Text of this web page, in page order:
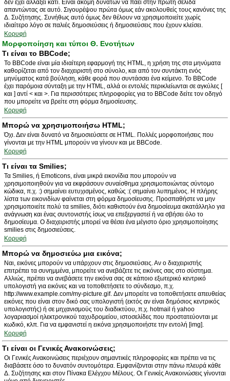
δεν έχει αλλάξει κάτι. Είναι ακόμη δυνατών να πάει στην πρώτη σελίδα
απαντώντας σε αυτό. Σιγουρέψου πρώτα όμως εάν ακολουθείς τους κανόνες της
Δ. Συζήτησης. Συνήθως αυτό όμως δεν θέλουν να χρησιμοποιείτε χωρίς
ιδιαίτερο λόγο σε παλιές δημοσιεύσεις ή δημοσιεύσεις που έχουν κλείσει.
Κορυφή
Μορφοποίηση και τύποι Θ. Ενοτήτων
Τι είναι το BBCode;
Το BBCode είναι μία ιδιαίτερη εφαρμογή της HTML, η χρήση της στα μηνύματα
καθορίζεται από τον διαχειριστή στο σύνολο, και από τον συντάκτη ενός
μηνύματος κατά βούληση, κάθε φορά που συντάσσει ένα κείμενο. Το BBCode
έχει παρόμοια σύνταξη με την HTML, αλλά οι εντολές περικλείωνται σε αγκύλες [
και ] αντί < και >. Για περισσότερες πληροφορίες για το BBCode δείτε τον οδηγό
που μπορείτε να βρείτε στη φόρμα δημοσίευσης.
Κορυφή
Μπορώ να χρησιμοποιήσω HTML;
Όχι. Δεν είναι δυνατό να δημοσιεύσετε σε HTML. Πολλές μορφοποιήσεις που
γίνονται με την HTML μπορούν να γίνουν και με BBCode.
Κορυφή
Τι είναι τα Smilies;
Τα Smilies, ή Emoticons, είναι μικρά εικονίδια που μπορούν να
χρησιμοποιηθούν για να εκφράσουν συναίσθημα χρησιμοποιώντας σύντομο
κώδικα, π.χ. :) σημαίνει ευτυχισμένος, καθώς :( σημαίνει λυπημένος. Η πλήρης
λίστα των εικονιδίων φαίνεται στη φόρμα δημοσίευσης. Προσπαθήστε να μην
χρησιμοποιείτε πολύ τα smilies, διότι καθιστούν ένα δημοσίευμα ακατάλληλο για
ανάγνωση και ένας συντονιστής ίσως να επεξεργαστεί ή να σβήσει όλο το
δημοσίευμα. Ο διαχειριστής μπορεί να θέσει ένα μέγιστο όριο χρησιμοποίησης
smilies στις δημοσιεύσεις.
Κορυφή
Μπορώ να δημοσιεύω μια εικόνα;
Ναι, εικόνες μπορούν να υπάρχουν στις δημοσιεύσεις. Αν ο διαχειριστής
επιτρέπει τα συνημμένα, μπορείτε να ανεβάζετε τις εικόνες σας στο σύστημα.
Αλλιώς, πρέπει να ανεβάσετε την εικόνα σας σε κάποιο εξωτερικό κεντρικό
υπολογιστή για εικόνες και να τοποθετήσετε το σύνδεσμο, π.χ.
http://www.example.com/my-picture.gif. Δεν μπορείτε να τοποθετήσετε απευθείας
εικόνες που είναι στον δικό σας υπολογιστή (εκτός αν είναι δημόσιος κεντρικός
υπολογιστής) ή σε μηχανισμούς του διαδικτύου, π.χ. hotmail ή yahoo
λογαριασμοί ηλεκτρονικού ταχυδρομείου, ιστοσελίδες που προστατεύονται με
κωδικό, κλπ. Για να εμφανιστεί η εικόνα χρησιμοποιήστε την εντολή [img].
Κορυφή
Τι είναι οι Γενικές Ανακοινώσεις;
Οι Γενικές Ανακοινώσεις περιέχουν σημαντικές πληροφορίες και πρέπει να τις
διαβάσετε όσο το δυνατόν συντομότερα. Εμφανίζονται στην πάνω πλευρά κάθε
Δ. Συζήτησης και στον Πίνακα Ελέγχου Μέλους. Οι Γενικές Ανακοινώσεις γίνονται